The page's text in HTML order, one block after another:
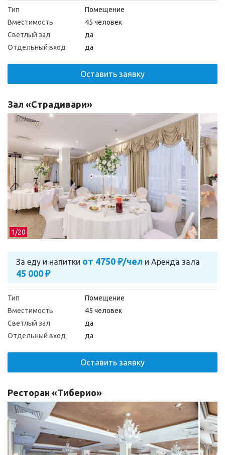
Тип
Помещение
Вместимость
45 человек
Светлый зал
да
Отдельный вход
да
Оставить заявку
1/20
Зал «Страдивари»
За еду и напитки от 4750 ₽/чел и Аренда зала
45 000 ₽
Тип
Помещение
Вместимость
45 человек
Светлый зал
да
Отдельный вход
да
Оставить заявку
Ресторан «Тиберио»